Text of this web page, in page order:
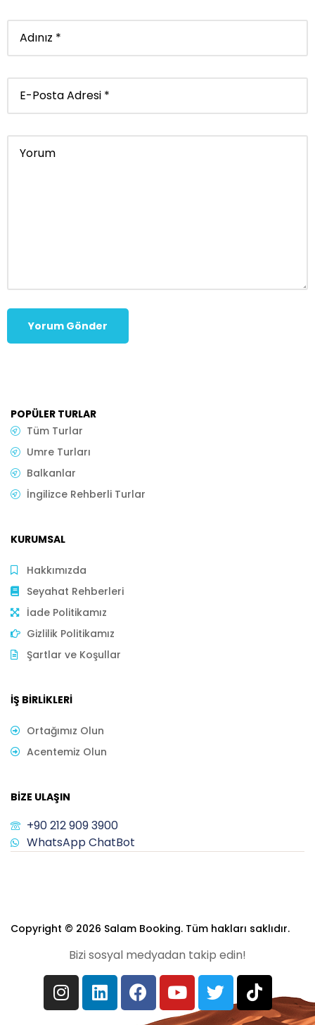
POPÜLER TURLAR
Tüm Turlar
Umre Turları
Balkanlar
İngilizce Rehberli Turlar
KURUMSAL
Hakkımızda
Seyahat Rehberleri
İade Politikamız
Gizlilik Politikamız
Şartlar ve Koşullar
İŞ BIRLIKLERI
Ortağımız Olun
Acentemiz Olun
BIZE ULAŞIN
+90 212 909 3900
WhatsApp ChatBot
Copyright © 2026 Salam Booking. Tüm hakları saklıdır.
Bizi sosyal medyadan takip edin!